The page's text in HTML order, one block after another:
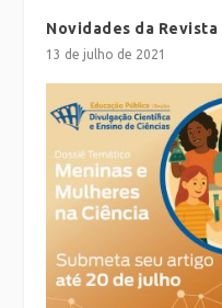
Novidades da
13 de julho de 2021